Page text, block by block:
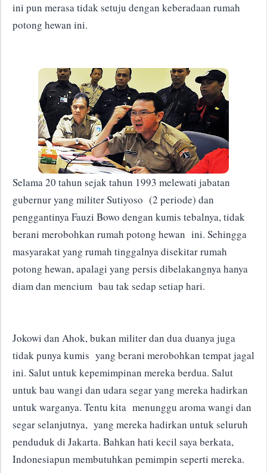
ini pun merasa tidak setuju dengan keberadaan rumah
potong hewan ini.
Selama 20 tahun sejak tahun 1993 melewati jabatan
gubernur yang militer Sutiyoso (2 periode) dan
penggantinya Fauzi Bowo dengan kumis tebalnya, tidak
berani merobohkan rumah potong hewan ini. Sehingga
masyarakat yang rumah tinggalnya disekitar rumah
potong hewan, apalagi yang persis dibelakangnya hanya
diam dan mencium bau tak sedap setiap hari.
Jokowi dan Ahok, bukan militer dan dua duanya juga
tidak punya kumis yang berani merobohkan tempat jagal
ini. Salut untuk kepemimpinan mereka berdua. Salut
untuk bau wangi dan udara segar yang mereka hadirkan
untuk warganya. Tentu kita menunggu aroma wangi dan
segar selanjutnya, yang mereka hadirkan untuk seluruh
penduduk di Jakarta. Bahkan hati kecil saya berkata,
Indonesiapun membutuhkan pemimpin seperti mereka.